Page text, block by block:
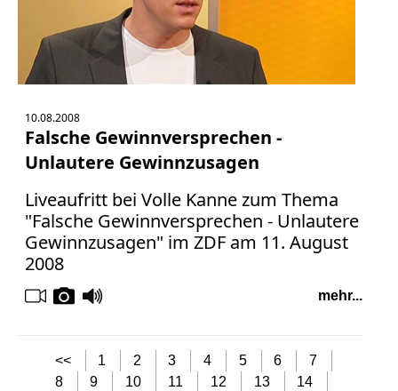
10.08.2008
Falsche Gewinnversprechen -
Unlautere Gewinnzusagen
Liveaufritt bei Volle Kanne zum Thema
"Falsche Gewinnversprechen - Unlautere
Gewinnzusagen" im ZDF am 11. August
2008
mehr...
<< 1 2 3 4 5 6
7
8
9 10 11 12 13
14